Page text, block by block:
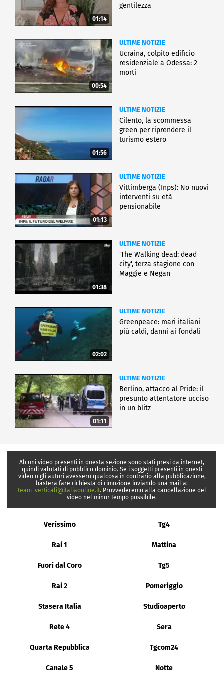
01:14
gentilezza
00:54
ULTIME NOTIZIE
Ucraina, colpito edificio
residenziale a Odessa: 2
morti
01:56
ULTIME NOTIZIE
Cilento, la scommessa
green per riprendere il
turismo estero
01:13
ULTIME NOTIZIE
Vittimberga (Inps): No nuovi
interventi su età
pensionabile
01:38
ULTIME NOTIZIE
'The Walking dead: dead
city', terza stagione con
Maggie e Negan
02:02
ULTIME NOTIZIE
Greenpeace: mari italiani
più caldi, danni ai fondali
01:11
ULTIME NOTIZIE
Berlino, attacco al Pride: il
presunto attentatore ucciso
in un blitz
Alcuni video presenti in questa sezione sono stati presi da internet,
quindi valutati di pubblico dominio. Se i soggetti presenti in questi
video o gli autori avessero qualcosa in contrario alla pubblicazione,
basterà fare richiesta di rimozione inviando una mail a:
team_verticali@italiaonline.it. Provvederemo alla cancellazione del
video nel minor tempo possibile.
Verissimo Tg4
Rai 1 Mattina
Fuori dal Coro Tg5
Rai 2 Pomeriggio
Stasera Italia Studioaperto
Rete 4 Sera
Quarta Repubblica Tgcom24
Canale 5 Notte